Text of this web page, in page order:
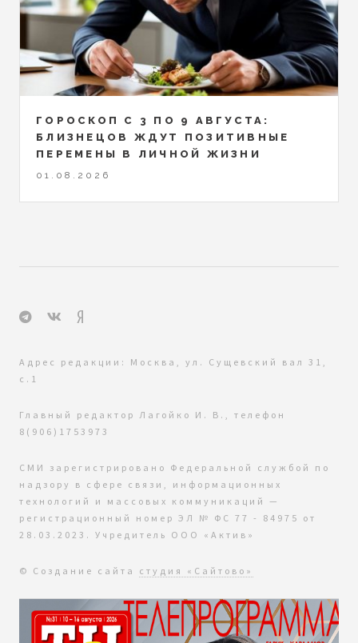
ГОРОСКОП С 3 ПО 9 АВГУСТА:
БЛИЗНЕЦОВ ЖДУТ ПОЗИТИВНЫЕ
ПЕРЕМЕНЫ В ЛИЧНОЙ ЖИЗНИ
01.08.2026
Адрес редакции: Москва, ул. Сущевский вал 31,
с.1
Главный редактор Лагойко И. В., телефон
8(906)1753973
СМИ зарегистрировано Федеральной службой по
надзору в сфере связи, информационных
технологий и массовых коммуникаций —
регистрационный номер ЭЛ № ФС 77 - 84975 от
28.03.2023. Учредитель ООО «Актив»
© Создание сайта студия «Сайтово»